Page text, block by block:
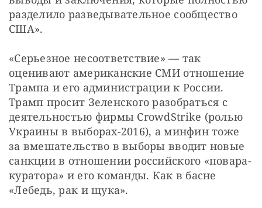
разделило разведывательное сообщество
США».
«Серьезное несоответствие» — так
оценивают американские СМИ отношение
Трампа и его администрации к России.
Трамп просит Зеленского разобраться с
деятельностью фирмы CrowdStrike (ролью
Украины в выборах-2016), а минфин тоже
за вмешательство в выборы вводит новые
санкции в отношении российского «повара-
куратора» и его команды. Как в басне
«Лебедь, рак и щука».